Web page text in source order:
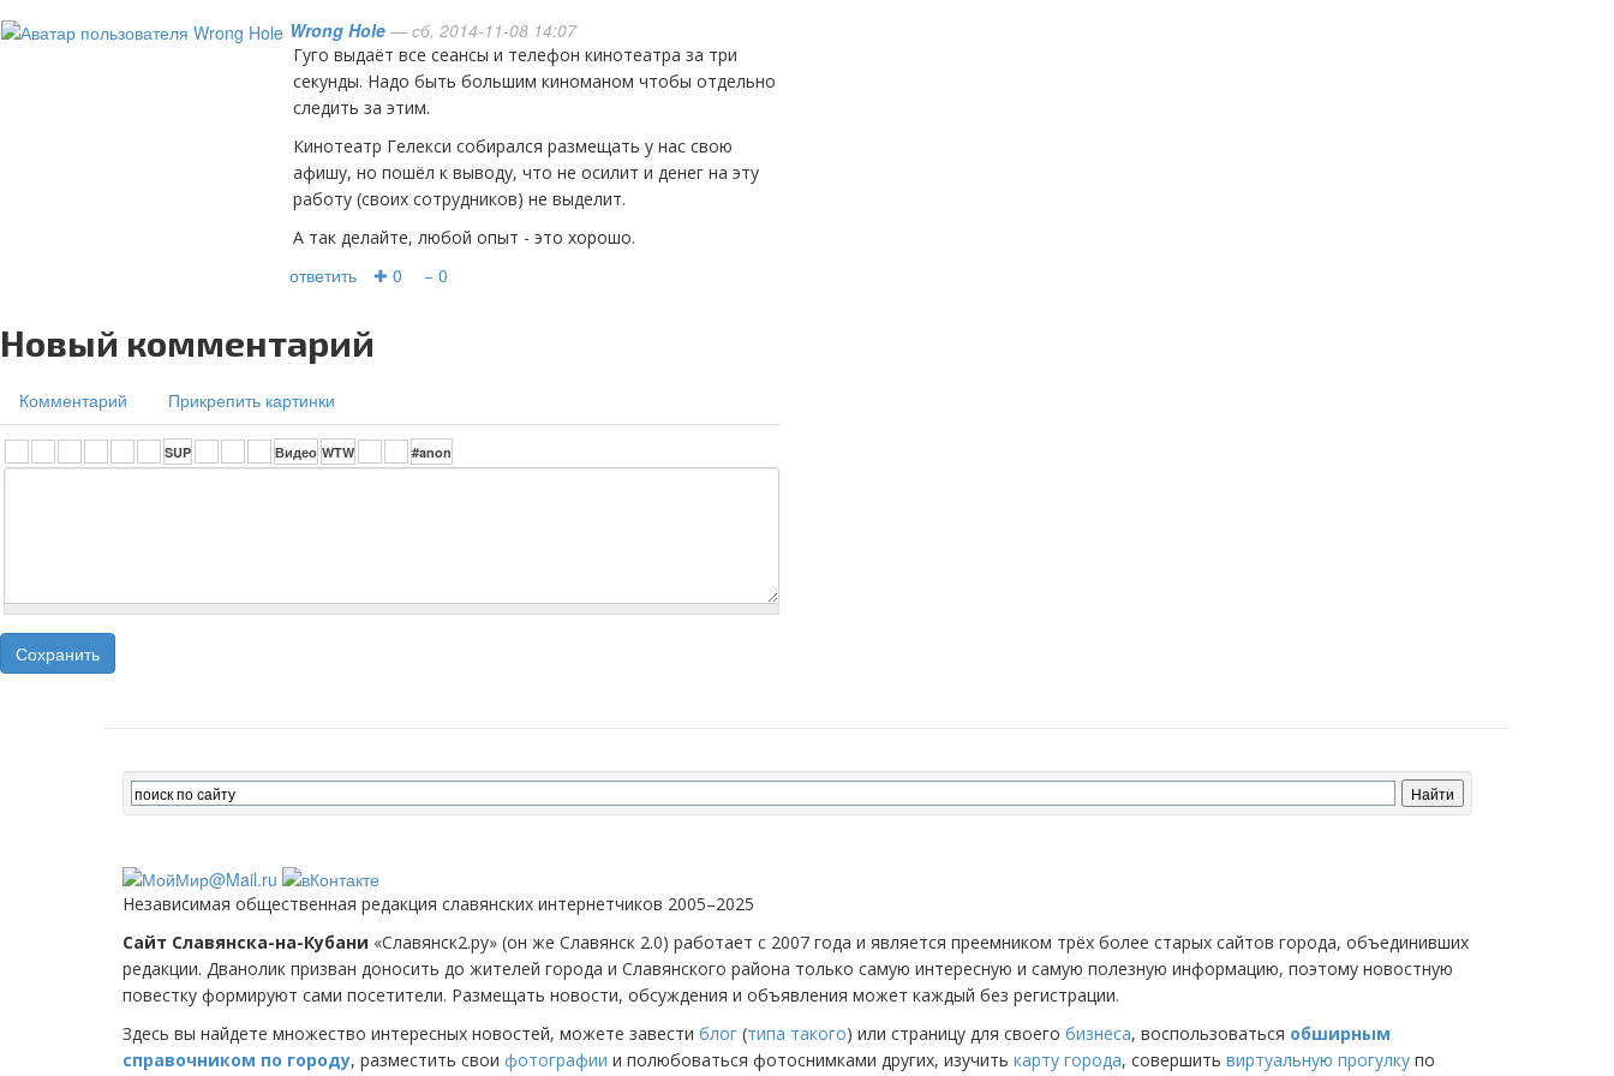
Wrong Hole — сб, 2014-11-08 14:07
Гуго выдаёт все сеансы и телефон кинотеатра за три
секунды. Надо быть большим киноманом чтобы отдельно
следить за этим.
Кинотеатр Гелекси собирался размещать у нас свою
афишу, но пошёл к выводу, что не осилит и денег на эту
работу (своих сотрудников) не выделит.
А так делайте, любой опыт - это хорошо.
ответить ✚ 0 − 0
Новый комментарий
Комментарий Прикрепить картинки
Сохранить
Независимая общественная редакция славянских интернетчиков 2005–2025
Сайт Славянска-на-Кубани «Славянск2.ру» (он же Славянск 2.0) работает с 2007 года и является преемником трёх более старых сайтов города, объединивших
редакции. Дванолик призван доносить до жителей города и Славянского района только самую интересную и самую полезную информацию, поэтому новостную
повестку формируют сами посетители. Размещать новости, обсуждения и объявления может каждый без регистрации.
Здесь вы найдете множество интересных новостей, можете завести блог (типа такого) или страницу для своего бизнеса, воспользоваться обширным
справочником по городу, разместить свои фотографии и полюбоваться фотоснимками других, изучить карту города, совершить виртуальную прогулку по